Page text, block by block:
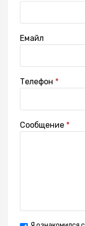
Емайл
Телефон
Сообщение